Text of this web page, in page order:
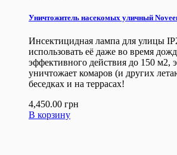
Уничтожитель насекомых уличный
Инсектицидная лампа для улицы
использовать её даже во время
эффективного действия до 150 м2,
уничтожает комаров (и других
беседках и на террасах!
4,450.00 грн
В корзину